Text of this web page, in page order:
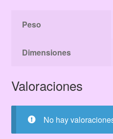
Peso
Dimensiones
Valoraciones
No hay